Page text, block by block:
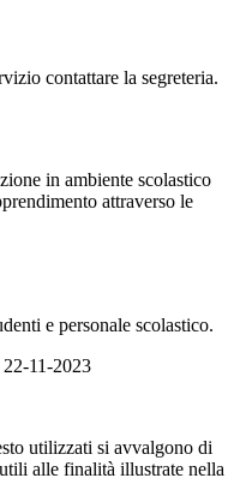
contattare la segreteria.
in ambiente scolastico
attraverso le
e personale scolastico.
22-11-2023
utilizzati si avvalgono di
alle finalità illustrate nella